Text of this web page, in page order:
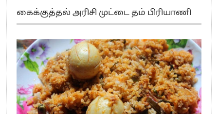
எஸ்.பி.வேலுமணி, சி.வி.சண்முகம் உள்ளிட்ட MLA-க்கள் பதவி பறிப்பு
“மாணவர்கள் நடத்திய மொழிப்போரில் ஸ்டிக்கர் ஒட்டிக்கொண்டது திமுக”- பாமக
தலைவர் அன்புமணி ராமதாஸ்
பிரவீன் சக்ரவர்த்தியின் கருத்து காங்கிரஸ் தலைமையின் கருத்து கிடையாது – கார்த்தி
“ஜெயலலிதா அவர்களே என் ரோல் மாடல்” -பிரேமலதா விஜயகாந்த் பேட்டி
ராகுல் காந்தி கைது – தவெக தலைவர் விஜய் கண்டனம்
கைக்குத்தல் அரிசி முட்டை தம் பிரியாணி